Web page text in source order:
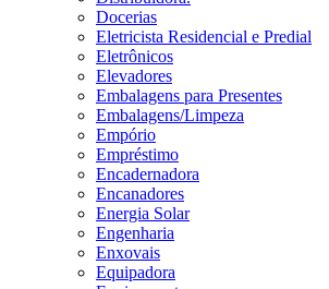
Docerias
Eletricista Residencial e Predial
Eletrônicos
Elevadores
Embalagens para Presentes
Embalagens/Limpeza
Empório
Empréstimo
Encadernadora
Encanadores
Energia Solar
Engenharia
Enxovais
Equipadora